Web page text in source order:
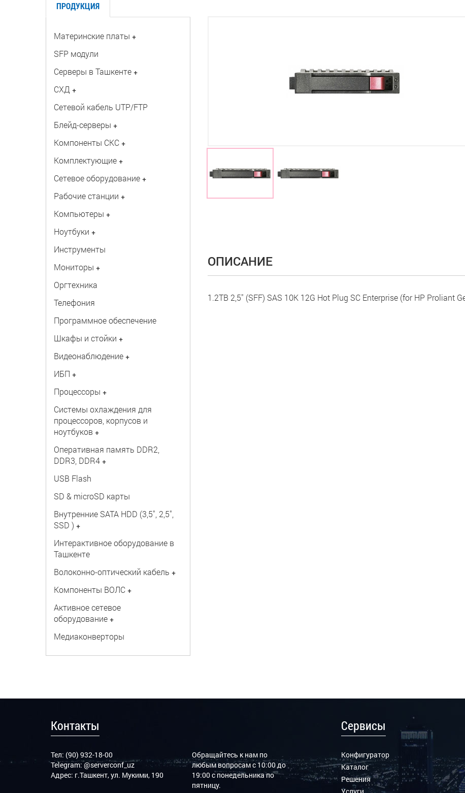
ПРОДУКЦИЯ
Материнские платы +
SFP модули
Серверы в Ташкенте +
СХД +
Сетевой кабель UTP/FTP
Блейд-серверы +
Компоненты СКС +
Комплектующие +
Сетевое оборудование +
Рабочие станции +
Компьютеры +
Ноутбуки +
Инструменты
Мониторы +
Оргтехника
Телефония
Программное обеспечение
Шкафы и стойки +
Видеонаблюдение +
ИБП +
Процессоры +
Системы охлаждения для
процессоров, корпусов и
ноутбуков +
Оперативная память DDR2,
DDR3, DDR4 +
USB Flash
SD & microSD карты
Внутренние SATA HDD (3,5", 2,5",
SSD ) +
Интерактивное оборудование в
Ташкенте
Волоконно-оптический кабель +
Компоненты ВОЛС +
Активное сетевое
оборудование +
Медиаконверторы
ОПИСАНИЕ
1.2TB 2,5" (SFF) SAS 10K 12G Hot Plug SC Enterprise (for HP Proliant
Контакты
Тел: (90) 932-18-00
Telegram:@serverconf_uz
Адрес: г.Ташкент, ул. Мукими, 190
Обращайтесь к нам по
любым вопросам с 10:00 до
19:00 с понедельника по
пятницу.
Сервисы
Конфигуратор
Каталог
Решения